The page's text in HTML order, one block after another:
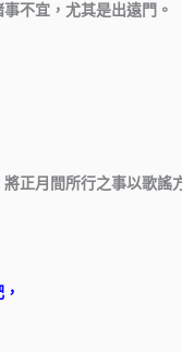
不宜，尤其是出遠門。
正月間所行之事以歌謠